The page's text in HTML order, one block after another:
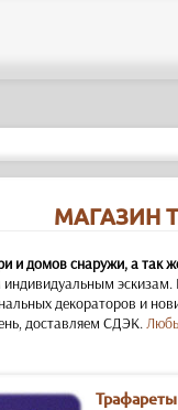
МАГАЗИН
и домов снаружи, а так
декораторов и
доставляем СДЭК.